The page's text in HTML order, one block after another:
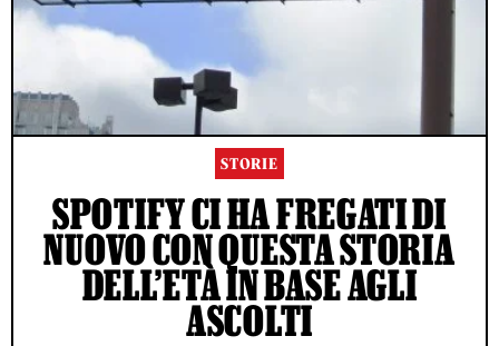
STORIE
SPOTIFY CI HA FREGATI DI
NUOVO CON QUESTA STORIA
DELL’ETÀ IN BASE AGLI
ASCOLTI